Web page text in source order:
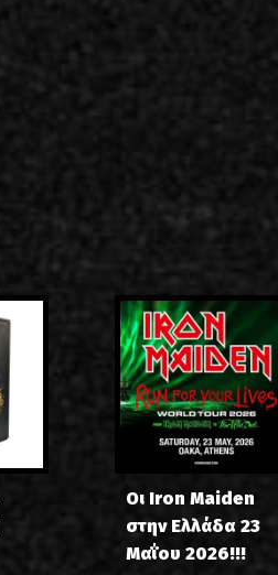
Οι Iron Maiden
στην Ελλάδα 23
Μαΐου 2026!!!